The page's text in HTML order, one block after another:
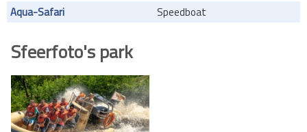
Aqua-Safari
Speedboat
Sfeerfoto's park